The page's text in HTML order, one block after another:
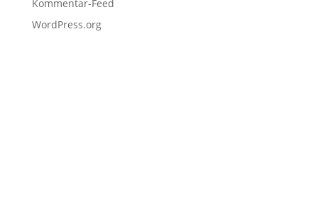
Kommentar-Feed
WordPress.org